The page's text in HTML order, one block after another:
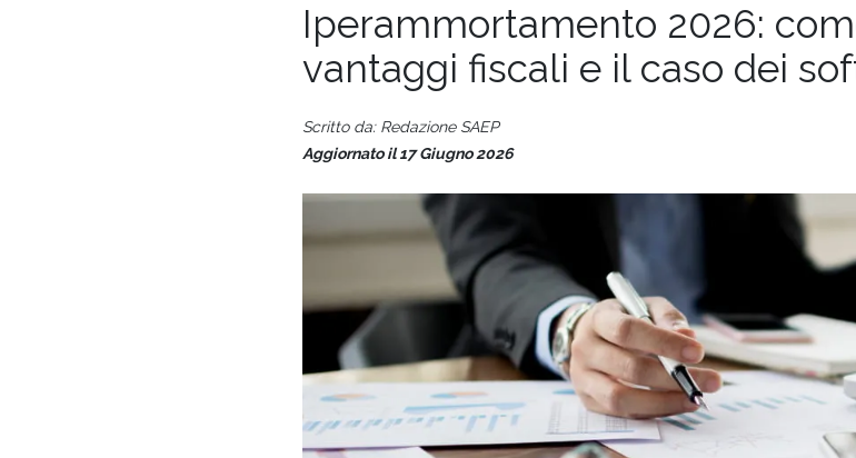
Iperammortamento 2026:
vantaggi fiscali e il caso dei
Scritto da: Redazione SAEP
Aggiornato il 17 Giugno 2026